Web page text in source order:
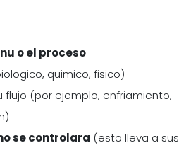
o el proceso
quimico, fisico)
flujo (por ejemplo, enfriamiento,
se controlara (esto lleva a sus